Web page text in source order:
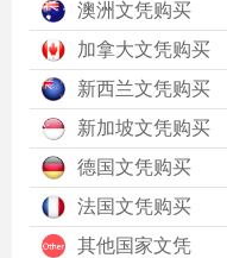
澳洲文凭购买
加拿大文凭购买
新西兰文凭购买
新加坡文凭购买
德国文凭购买
法国文凭购买
其他国家文凭